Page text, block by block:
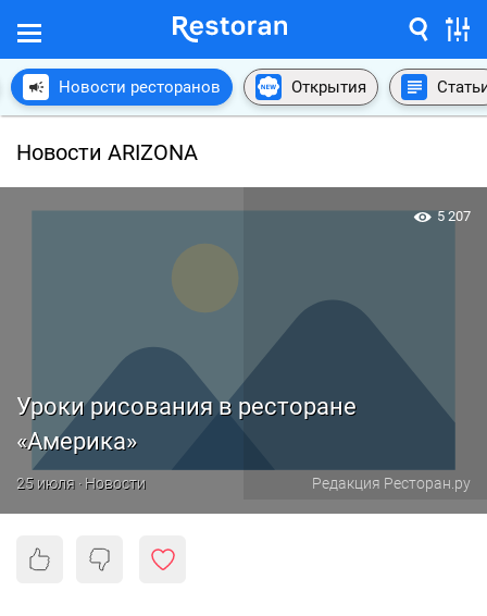
Новости ресторанов Открытия
Новости ARIZONA
Уроки рисования в ресторане
«Америка»
25 июля · Новости Редакция Ресторан.ру
5 207